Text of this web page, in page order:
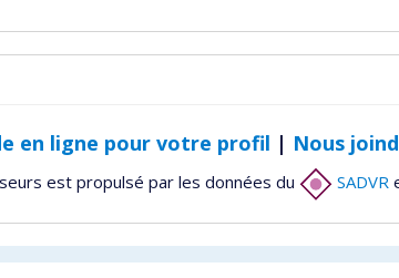
en ligne pour votre profil | Nous
est propulsé par les données du SADVR